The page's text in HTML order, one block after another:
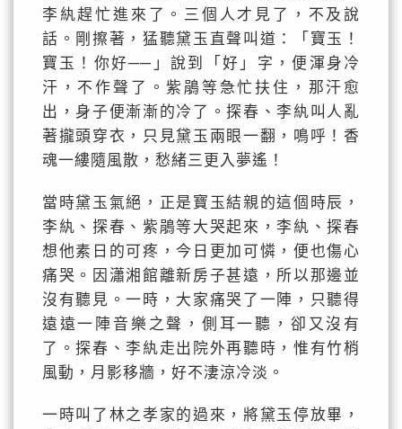
李紈趕忙進來了。三個人才見了，不及說
話。剛擦著，猛聽黛玉直聲叫道：「寶玉！
寶玉！你好──」說到「好」字，便渾身冷
汗，不作聲了。紫鵑等急忙扶住，那汗愈
出，身子便漸漸的冷了。探春、李紈叫人亂
著攏頭穿衣，只見黛玉兩眼一翻，鳴呼！香
魂一縷隨風散，愁緒三更入夢遙！
當時黛玉氣絕，正是寶玉結親的這個時辰，
李紈、探春、紫鵑等大哭起來，李紈、探春
想他素日的可疼，今日更加可憐，便也傷心
痛哭。因瀟湘館離新房子甚遠，所以那邊並
沒有聽見。一時，大家痛哭了一陣，只聽得
遠遠一陣音樂之聲，側耳一聽，卻又沒有
了。探春、李紈走出院外再聽時，惟有竹梢
風動，月影移牆，好不淒涼冷淡。
一時叫了林之孝家的過來，將黛玉停放畢，